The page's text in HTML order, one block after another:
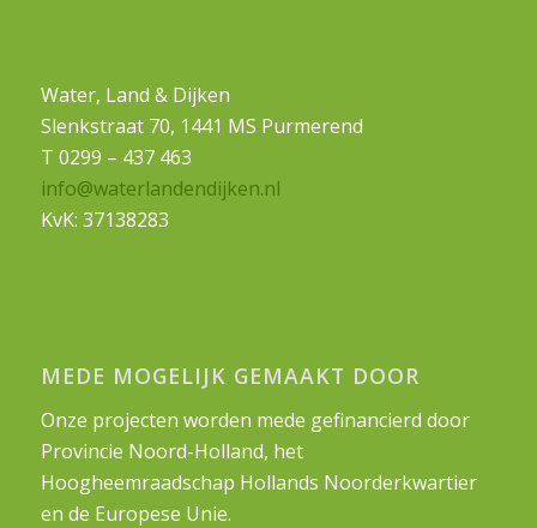
Water, Land & Dijken
Slenkstraat 70, 1441 MS Purmerend
T 0299 – 437 463
info@waterlandendijken.nl
KvK: 37138283
MEDE MOGELIJK GEMAAKT DOOR
Onze projecten worden mede gefinancierd door
Provincie Noord-Holland, het
Hoogheemraadschap Hollands Noorderkwartier
en de Europese Unie.